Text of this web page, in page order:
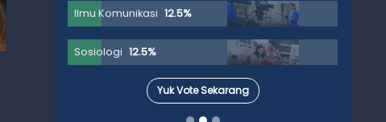
Ilmu Komunikasi 12.5%
Sosiologi 12.5%
Yuk Vote Sekarang